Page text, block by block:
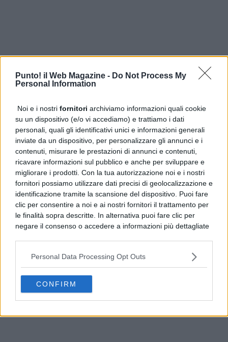
Punto! il Web Magazine - Do Not Process My
Personal Information
Noi e i nostri fornitori archiviamo informazioni quali cookie
su un dispositivo (e/o vi accediamo) e trattiamo i dati
personali, quali gli identificativi unici e informazioni generali
inviate da un dispositivo, per personalizzare gli annunci e i
contenuti, misurare le prestazioni di annunci e contenuti,
ricavare informazioni sul pubblico e anche per sviluppare e
migliorare i prodotti. Con la tua autorizzazione noi e i nostri
fornitori possiamo utilizzare dati precisi di geolocalizzazione e
identificazione tramite la scansione del dispositivo. Puoi fare
clic per consentire a noi e ai nostri fornitori il trattamento per
le finalità sopra descritte. In alternativa puoi fare clic per
negare il consenso o accedere a informazioni più dettagliate
possono non richiedere il tuo consenso, ma hai il diritto di
opporti a tale trattamento. Le tue preferenze si
applicheranno solo a questo sito web. Puoi modificare le tue
preferenze in qualsiasi momento ritornando su questo sito o
consultando la nostrainformativa sulla riservatezza.
Personal Data Processing Opt Outs
CONFIRM
CLICCA PER COMMETARE